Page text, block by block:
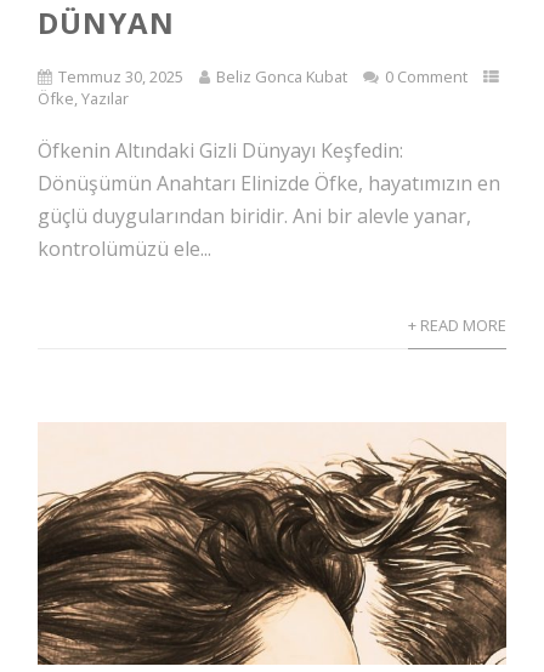
DÜNYAN
Temmuz 30, 2025 Beliz Gonca Kubat
0 Comment
Öfke,Yazılar
Öfkenin Altındaki Gizli Dünyayı Keşfedin:
Dönüşümün Anahtarı Elinizde Öfke, hayatımızın en
güçlü duygularından biridir. Ani bir alevle yanar,
kontrolümüzü ele...
+ READ MORE